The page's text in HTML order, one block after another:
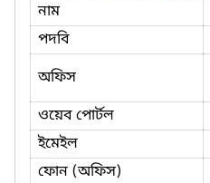
নাম
পদবি
অফিস
ওয়েব পোর্টল
ইমেইল
ফোন (অফিস)